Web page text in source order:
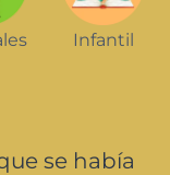
Infantil
se había